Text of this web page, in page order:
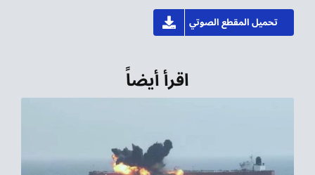
تحميل المقطع الصوتي
اقرأ أيضاً